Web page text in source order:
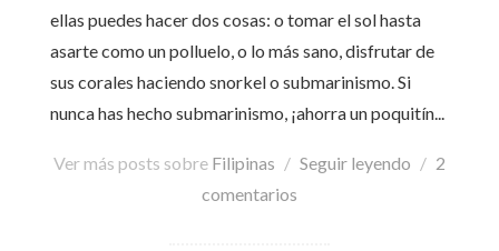
ellas puedes hacer dos cosas: o tomar el sol hasta
asarte como un polluelo, o lo más sano, disfrutar de
sus corales haciendo snorkel o submarinismo. Si
nunca has hecho submarinismo, ¡ahorra un poquitín...
Ver más posts sobre Filipinas / Seguir leyendo / 2
comentarios